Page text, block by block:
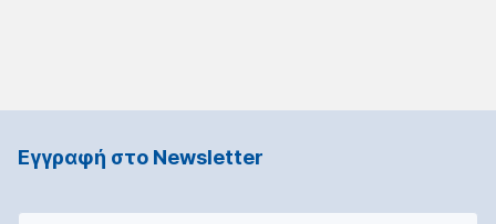
Εγγραφή στο Νewsletter